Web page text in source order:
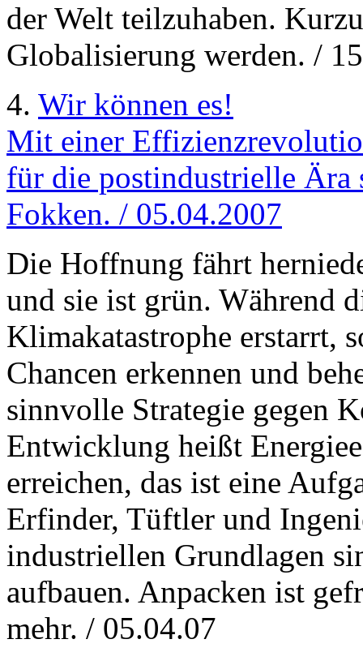
der Welt teilzuhaben.
Globalisierung werden. /
4. Wir können es!
Mit einer
für die postindustrielle Ära
Fokken. / 05.04.2007
Die Hoffnung fährt
und sie ist grün. Während
Klimakatastrophe erstarrt,
Chancen erkennen und
sinnvolle Strategie gegen
Entwicklung heißt
erreichen, das ist eine
Erfinder, Tüftler und
industriellen Grundlagen
aufbauen. Anpacken ist
mehr. / 05.04.07